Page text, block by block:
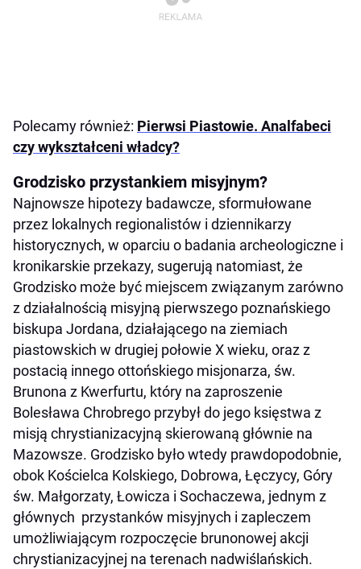
Polecamy również: Pierwsi Piastowie. Analfabeci
czy wykształceni władcy?
Grodzisko przystankiem misyjnym?
Najnowsze hipotezy badawcze, sformułowane
przez lokalnych regionalistów i dziennikarzy
historycznych, w oparciu o badania archeologiczne i
kronikarskie przekazy, sugerują natomiast, że
Grodzisko może być miejscem związanym zarówno
z działalnością misyjną pierwszego poznańskiego
biskupa Jordana, działającego na ziemiach
piastowskich w drugiej połowie X wieku, oraz z
postacią innego ottońskiego misjonarza, św.
Brunona z Kwerfurtu, który na zaproszenie
Bolesława Chrobrego przybył do jego księstwa z
misją chrystianizacyjną skierowaną głównie na
Mazowsze. Grodzisko było wtedy prawdopodobnie,
obok Kościelca Kolskiego, Dobrowa, Łęczycy, Góry
św. Małgorzaty, Łowicza i Sochaczewa, jednym z
głównych przystanków misyjnych i zapleczem
umożliwiającym rozpoczęcie brunonowej akcji
chrystianizacyjnej na terenach nadwiślańskich.